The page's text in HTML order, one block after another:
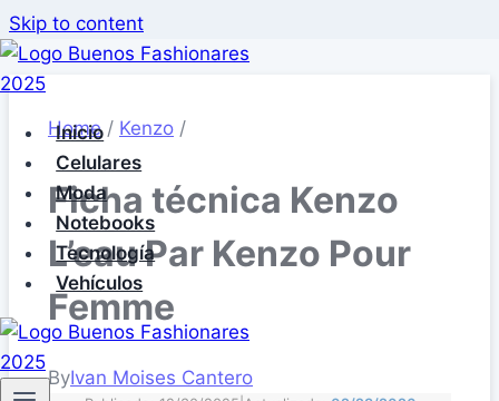
Skip to content
Inicio
Celulares
Moda
Notebooks
Tecnología
Vehículos
Home / Kenzo /
Ficha técnica Kenzo
L’eau Par Kenzo Pour
Femme
ByIvan Moises Cantero